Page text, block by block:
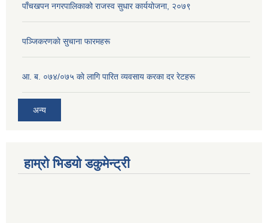
पाँचखपन नगरपालिकाको राजस्व सुधार कार्ययोजना, २०७९
पञ्जिकरणकाे सुचाना फारमहरू
आ. ब. ०७४/०७५ काे लागि पारित व्यवसाय करका दर रेटहरू
अन्य
हाम्रो भिडयो डकुमेन्ट्री